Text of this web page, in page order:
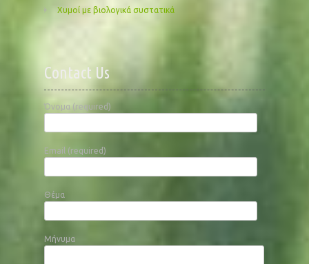
Χυμοί με βιολογικά συστατικά
Contact Us
Όνομα (required)
Email (required)
Θέμα
Μήνυμα